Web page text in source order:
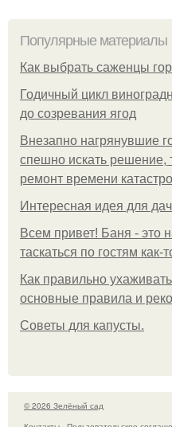
Популярные материалы
Как выбрать саженцы
Годичный цикл
до созревания ягод
Внезапно нагрянувшие
спешно искать решение,
ремонт времени
Интересная идея для
Всем привет! Баня - это
таскаться по гостям как-
Как правильно
основные правила и
Советы для капусты.
© 2026 Зелёный сад